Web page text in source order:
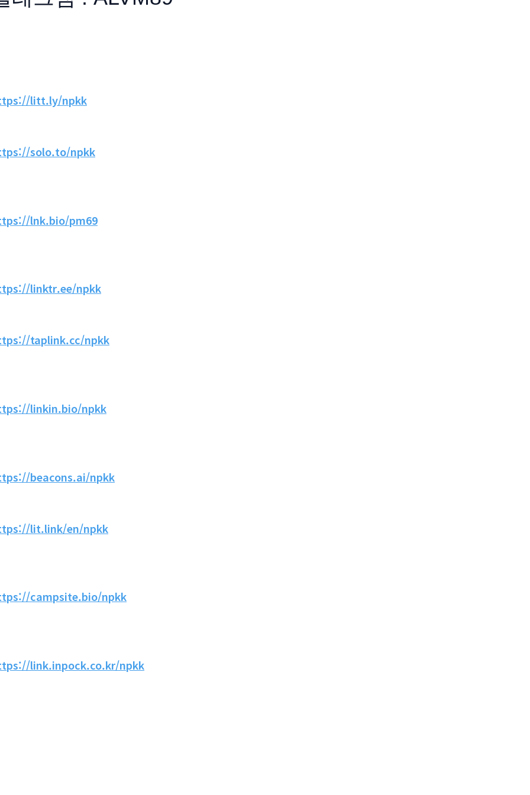
litt.ly/npkk
solo.to/npkk
lnk.bio/pm69
linktr.ee/npkk
taplink.cc/npkk
linkin.bio/npkk
beacons.ai/npkk
lit.link/en/npkk
campsite.bio/npkk
link.inpock.co.kr/npkk